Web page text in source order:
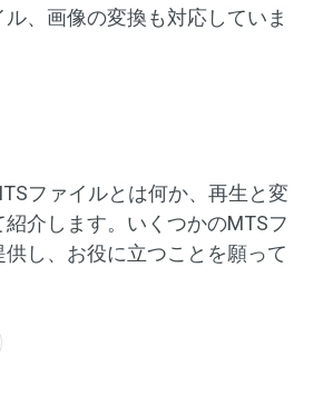
、画像の変換も対応していま
ファイルとは何か、再生と変
介します。いくつかのMTSフ
供し、お役に立つことを願って